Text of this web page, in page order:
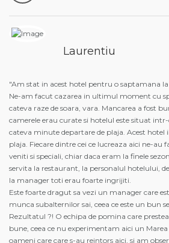
Laurentiu
"Am stat in acest hotel pentru o saptamana
Ne-am facut cazarea in ultimul moment cu
cateva raze de soara, vara. Mancarea a fost
camerele erau curate si hotelul este situat
cateva minute departare de plaja. Acest hotel
plaja. Fiecare dintre cei ce lucreaza aici ne-au
veniti si speciali, chiar daca eram la finele
servita la restaurant, la personalul hotelului,
la manager toti erau foarte ingrijiti.
Este foarte dragut sa vezi un manager care
munca subalternilor sai, ceea ce este un bun
Rezultatul ?! O echipa de pomina care
bune, ceea ce nu experimentam aici un
oameni care care s-au reintors aici, si am